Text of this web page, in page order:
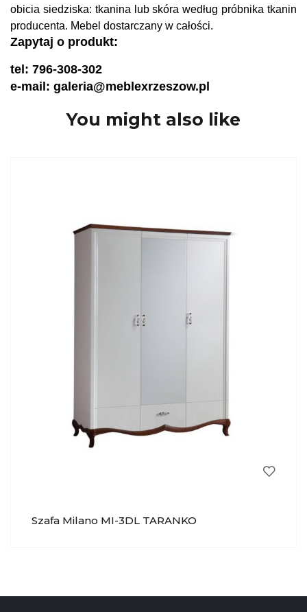
obicia siedziska: tkanina lub skóra według próbnika tkanin
producenta. Mebel dostarczany w całości.
Zapytaj o produkt:
tel: 796-308-302
e-mail: galeria@meblexrzeszow.pl
You might also like
Szafa Milano MI-3DL TARANKO